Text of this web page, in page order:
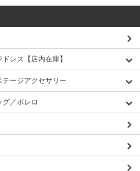
レス【店内在庫】
ージアクセサリー
／ボレロ